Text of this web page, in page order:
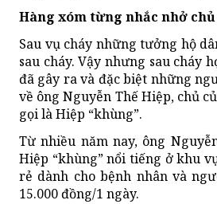
Hàng xóm từng nhắc nhở
Sau vụ cháy những tưởng hộ
sau cháy. Vậy nhưng sau cháy
đã gây ra và đặc biệt những
về ông Nguyễn Thế Hiệp, chủ
gọi là Hiệp “khùng”.
Từ nhiều năm nay, ông
Hiệp “khùng” nổi tiếng ở khu
rẻ dành cho bệnh nhân và
15.000 đồng/1 ngày.